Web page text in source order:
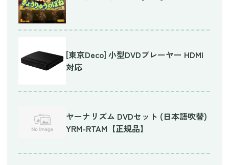
[東京Deco] 小型DVDプレーヤー HDMI
対応
ヤーナリズム DVDセット (日本語吹替)
YRM-RTAM【正規品】